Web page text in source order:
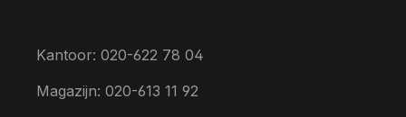
Kantoor: 020-622 78 04
Magazijn: 020-613 11 92